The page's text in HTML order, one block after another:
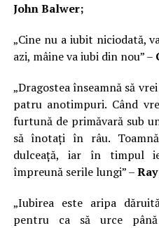
John Balwer;
„Cine nu a iubit niciodată,
azi, mâine va iubi din nou” –
„Dragostea înseamnă să
patru anotimpuri. Când
furtună de primăvară sub
să înotați în râu.
dulceață, iar în timpul
împreună serile lungi” –
„Iubirea este aripa
pentru ca să urce